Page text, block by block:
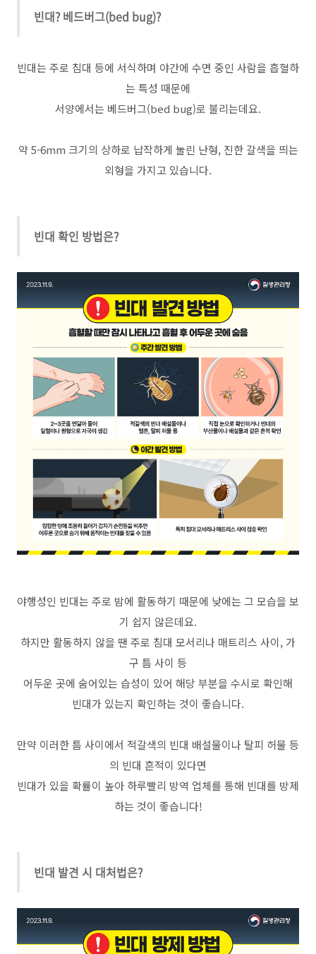
빈대? 베드버그(bed bug)?
빈대는 주로 침대 등에 서식하며 야간에 수면 중인 사람을 흡혈하
는 특성 때문에
서양에서는 베드버그(bed bug)로 불리는데요.
약 5-6mm 크기의 상하로 납작하게 눌린 난형, 진한 갈색을 띄는
외형을 가지고 있습니다.
빈대 확인 방법은?
야행성인 빈대는 주로 밤에 활동하기 때문에 낮에는 그 모습을 보
기 쉽지 않은데요.
하지만 활동하지 않을 땐 주로 침대 모서리나 매트리스 사이, 가
구 틈 사이 등
어두운 곳에 숨어있는 습성이 있어 해당 부분을 수시로 확인해
빈대가 있는지 확인하는 것이 좋습니다.
만약 이러한 틈 사이에서 적갈색의 빈대 배설물이나 탈피 허물 등
의 빈대 흔적이 있다면
빈대가 있을 확률이 높아 하루빨리 방역 업체를 통해 빈대를 방제
하는 것이 좋습니다!
빈대 발견 시 대처법은?